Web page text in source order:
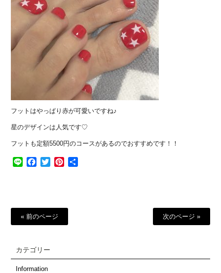
フットはやっぱり赤が可愛いですね♪
星のデザインは人気です♡
フットも定額5500円のコースがあるのでおすすめです！！
Line Facebook
TwitterPinterest
« 前のページ 次のページ »
カテゴリー
Information